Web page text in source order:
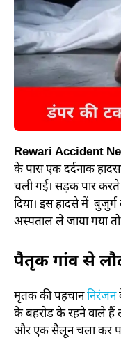
Rewari Accident
के पास एक दर्दनाक
चली गई। सड़क पार करते
दिया। इस हादसे में
अस्पताल ले जाया गया तो
पैतृक गांव से
मृतक की पहचाननिरंजन
के बहरोड के रहने वाले हैं
और एक सैलून चला कर